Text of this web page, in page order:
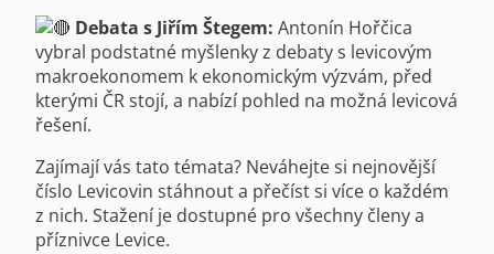
Debata s Jiřím Štegem: Antonín Hořčica
vybral podstatné myšlenky z debaty s levicovým
makroekonomem k ekonomickým výzvám, před
kterými ČR stojí, a nabízí pohled na možná levicová
řešení.
Zajímají vás tato témata? Neváhejte si nejnovější
číslo Levicovin stáhnout a přečíst si více o každém
z nich. Stažení je dostupné pro všechny členy a
příznivce Levice.